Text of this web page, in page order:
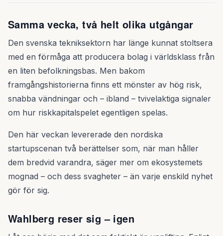
Samma vecka, två helt olika utgångar
Den svenska tekniksektorn har länge kunnat stoltsera
med en förmåga att producera bolag i världsklass från
en liten befolkningsbas. Men bakom
framgångshistorierna finns ett mönster av hög risk,
snabba vändningar och – ibland – tvivelaktiga signaler
om hur riskkapitalspelet egentligen spelas.
Den här veckan levererade den nordiska
startupscenan två berättelser som, när man håller
dem bredvid varandra, säger mer om ekosystemets
mognad – och dess svagheter – än varje enskild nyhet
gör för sig.
Wahlberg reser sig – igen